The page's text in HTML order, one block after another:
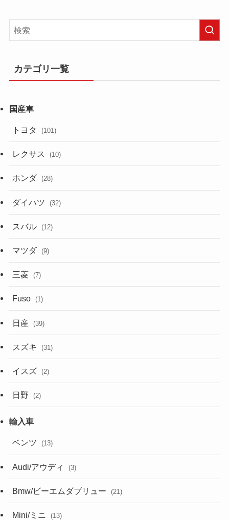
カテゴリ一覧
トヨタ (101)
レクサス (10)
ホンダ (28)
ダイハツ (32)
スバル (12)
マツダ (9)
三菱 (7)
Fuso (1)
日産 (39)
スズキ (31)
イスズ (2)
日野 (2)
ベンツ (13)
Audi/アウディ (3)
Bmw/ビーエムダブリュー (21)
Mini/ミニ (13)